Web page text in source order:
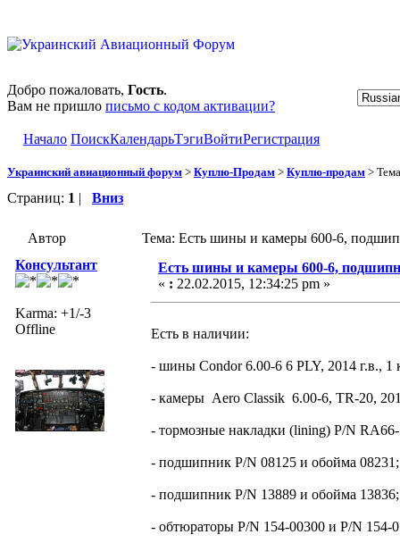
Добро пожаловать, Гость.
Вам не пришло письмо с кодом активации?
Начало ПоискКалендарьТэгиВойтиРегистрация
Украинский авиационный форум > Куплю-Продам > Куплю-продам >
Страниц: 1 | Вниз
Автор
Тема: Есть шины и камеры 600-6,
Консультант
Karma: +1/-3
Offline
Есть шины и камеры 600-6,
« : 22.02.2015, 12:34:25 pm »
Есть в наличии:
- шины Condor 6.00-6 6 PLY, 2014 г.в.,
- камеры Aero Classik 6.00-6, TR-20,
- тормозные накладки (lining) P/N
- подшипник P/N 08125 и обойма 08231;
- подшипник P/N 13889 и обойма 13836;
- обтюраторы P/N 154-00300 и P/N 154-